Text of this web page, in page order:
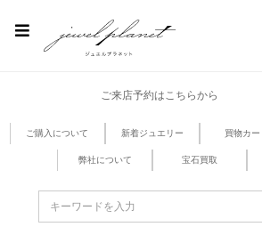
ご来店予約はこちらから
ご購入について 新着ジュエリー 買物カー
弊社について 宝石買取